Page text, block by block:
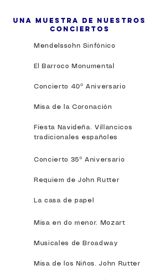
UNA MUESTRA DE NUESTROS
CONCIERTOS
Mendelssohn Sinfónico
El Barroco Monumental
Concierto 40º Aniversario
Misa de la Coronación
Fiesta Navideña. Villancicos
tradicionales españoles
Concierto 35º Aniversario
Requiem de John Rutter
La casa de papel
Misa en do menor. Mozart
Musicales de Broadway
Misa de los Niños. John Rutter